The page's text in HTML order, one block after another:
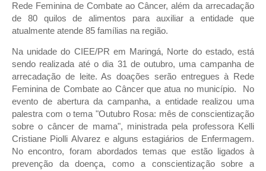
Rede Feminina de Combate ao Câncer, além da arrecadação
de 80 quilos de alimentos para auxiliar a entidade que
atualmente atende 85 famílias na região.
Na unidade do CIEE/PR em Maringá, Norte do estado, está
sendo realizada até o dia 31 de outubro, uma campanha de
arrecadação de leite. As doações serão entregues à Rede
Feminina de Combate ao Câncer que atua no município. No
evento de abertura da campanha, a entidade realizou uma
palestra com o tema "Outubro Rosa: mês de conscientização
sobre o câncer de mama", ministrada pela professora Kelli
Cristiane Piolli Alvarez e alguns estagiários de Enfermagem.
No encontro, foram abordados temas que estão ligados à
prevenção da doença, como a conscientização sobre a